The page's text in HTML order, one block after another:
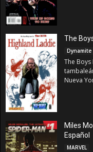
The
Dynamite
The
Nueva
Miles
Español
MARVEL